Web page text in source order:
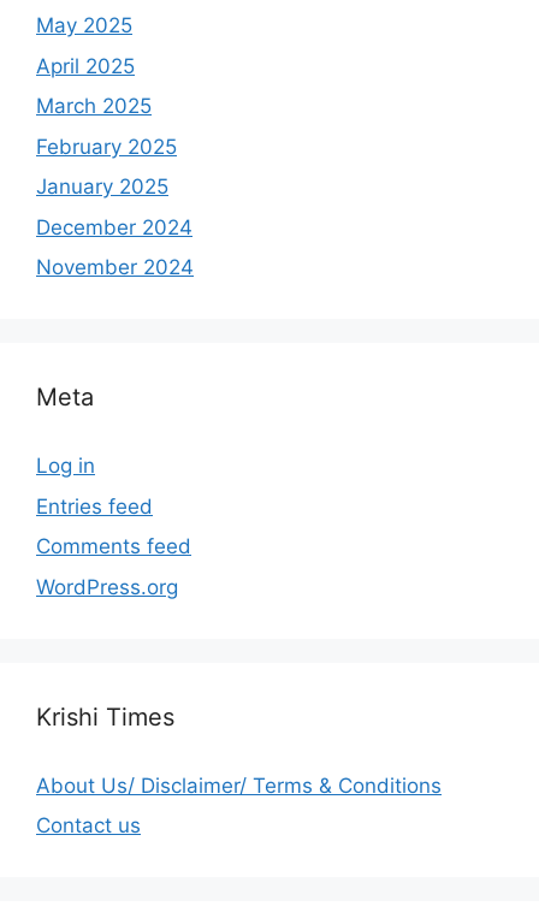
May 2025
April 2025
March 2025
February 2025
January 2025
December 2024
November 2024
Meta
Log in
Entries feed
Comments feed
WordPress.org
Krishi Times
About Us/ Disclaimer/ Terms & Conditions
Contact us